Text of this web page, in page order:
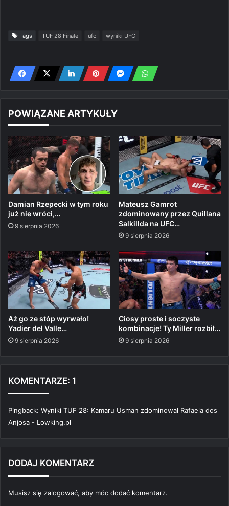
Tags TUF 28 Finale ufc wyniki UFC
POWIĄZANE ARTYKUŁY
Damian Rzepecki w tym roku
już nie wróci,…
9 sierpnia 2026
Mateusz Gamrot
zdominowany przez Quillana
Salkillda na UFC…
9 sierpnia 2026
Aż go ze stóp wyrwało!
Yadier del Valle…
9 sierpnia 2026
Ciosy proste i soczyste
kombinacje! Ty Miller rozbił…
9 sierpnia 2026
KOMENTARZE: 1
Pingback: Wyniki TUF 28: Kamaru Usman zdominował Rafaela dos
Anjosa - Lowking.pl
DODAJ KOMENTARZ
Musisz się zalogować, aby móc dodać komentarz.